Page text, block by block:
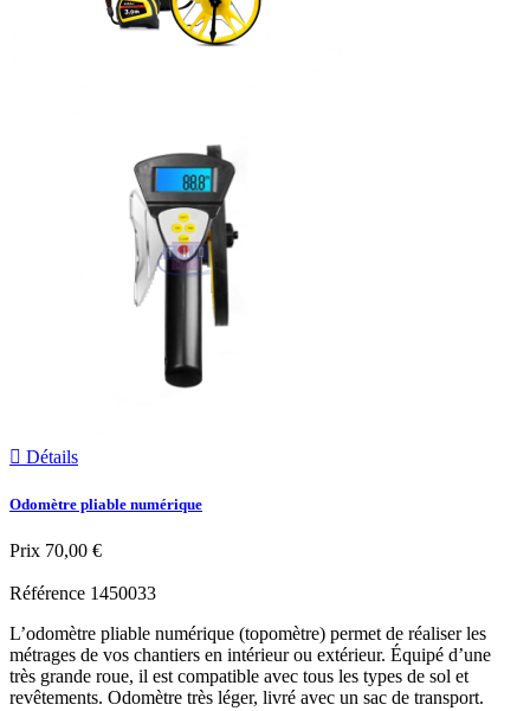
 Détails
Odomètre pliable numérique
Prix 70,00 €
Référence 1450033
L’odomètre pliable numérique (topomètre) permet de réaliser les
métrages de vos chantiers en intérieur ou extérieur. Équipé d’une
très grande roue, il est compatible avec tous les types de sol et
revêtements. Odomètre très léger, livré avec un sac de transport.